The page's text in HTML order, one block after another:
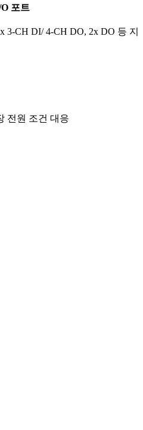
포트
3-CH DI/ 4-CH DO, 2x DO 등 지
전원 조건 대응